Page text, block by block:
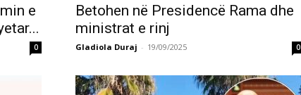
e
0
Betohen në Presidencë Rama dhe
ministrat e rinj
Gladiola Duraj - 19/09/2025 0